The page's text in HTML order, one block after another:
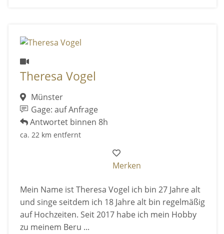
Theresa Vogel
Münster
Gage: auf Anfrage
Antwortet binnen 8h
ca. 22 km entfernt
Merken
Mein Name ist Theresa Vogel ich bin 27 Jahre alt
und singe seitdem ich 18 Jahre alt bin regelmäßig
auf Hochzeiten. Seit 2017 habe ich mein Hobby
zu meinem Beru ...